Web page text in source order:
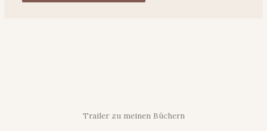
Trailer zu meinen Büchern